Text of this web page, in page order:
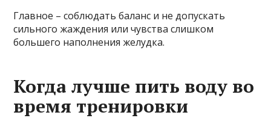
Главное – соблюдать баланс и не допускать
сильного жаждения или чувства слишком
большего наполнения желудка.
Когда лучше пить воду во
время тренировки